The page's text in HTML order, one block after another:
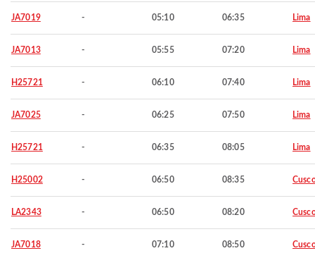
JA7019 - 05:10 06:35 Lima
JA7013 - 05:55 07:20 Lima
H25721 - 06:10 07:40 Lima
JA7025 - 06:25 07:50 Lima
H25721 - 06:35 08:05 Lima
H25002 - 06:50 08:35
LA2343 - 06:50 08:20
JA7018 - 07:10 08:50